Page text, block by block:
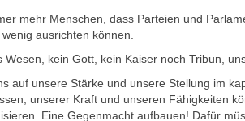
mehr Menschen, dass Parteien und
ausrichten können.
Wesen, kein Gott, kein Kaiser noch Tribun,
auf unsere Stärke und unsere Stellung im
unserer Kraft und unseren Fähigkeiten
Eine Gegenmacht aufbauen! Dafür